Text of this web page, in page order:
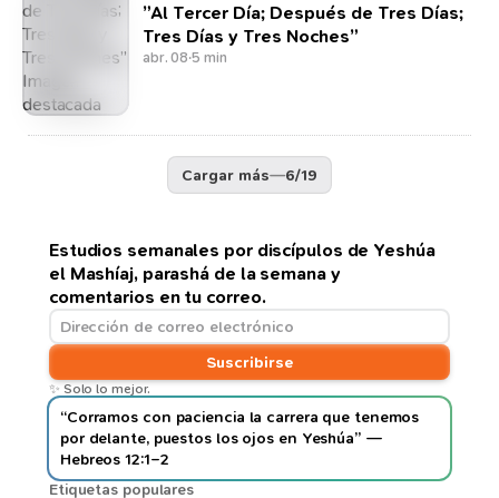
”Al Tercer Día; Después de Tres Días;
Tres Días y Tres Noches”
abr. 08·5 min
Cargar más—6/19
Estudios semanales por discípulos de Yeshúa
el Mashíaj, parashá de la semana y
comentarios en tu correo.
Suscribirse
✨ Solo lo mejor.
“Corramos con paciencia la carrera que tenemos
por delante, puestos los ojos en Yeshúa” —
Hebreos 12:1–2
Etiquetas populares